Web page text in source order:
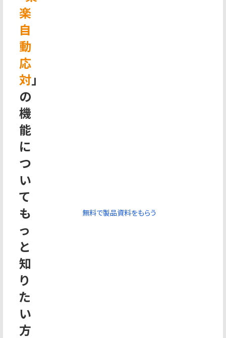
楽
自
動
応
対」
の
機
能
に
つ
い
て
も
っ
と
知
り
た
い
方
無料で製品資料をもらう